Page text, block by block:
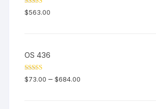
Valorado en
5.00de 5
$563.00
OS 436
Valorado en
5.00de 5
$73.00 –$684.00